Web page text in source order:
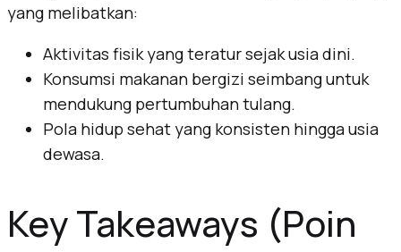
yang melibatkan:
Aktivitas fisik yang teratur sejak usia dini.
Konsumsi makanan bergizi seimbang untuk
mendukung pertumbuhan tulang.
Pola hidup sehat yang konsisten hingga usia
dewasa.
Key Takeaways (Poin